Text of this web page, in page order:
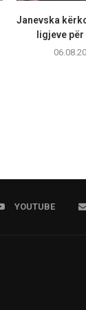
Janevska
ligjeve
YOUTUBE